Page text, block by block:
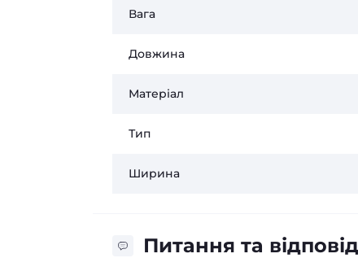
Вага
Довжина
Матеріал
Тип
Ширина
Питання та